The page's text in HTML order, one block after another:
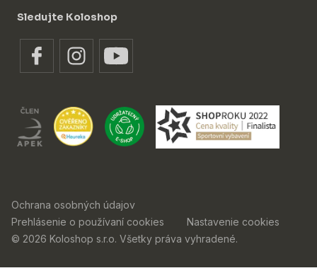
Sledujte Koloshop
Ochrana osobných údajov
Prehlásenie o používaní cookies
Nastavenie cookies
© 2026 Koloshop s.r.o. Všetky práva vyhradené.